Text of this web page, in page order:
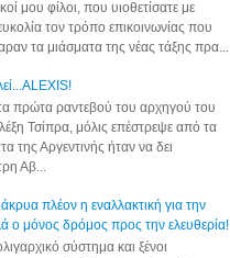
μου φίλοι, που υιοθετίσατε με
τον τρόπο επικοινωνίας που
τα μιάσματα της νέας τάξης πρα...
πρώτα ραντεβού του αρχηγού του
Τσίπρα, μόλις επέστρεψε από τα
της Αργεντινής ήταν να δει
Αβ...
πλέον η εναλλακτική για την
ο μόνος δρόμος προς την ελευθερία!
σύστημα και ξένοι